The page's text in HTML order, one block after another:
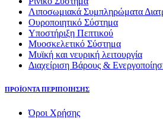
Λιποσωμιακά Συμπληρώματα
Ουροποιητικό Σύστημα
Υποστήριξη Πεπτικού
Μυοσκελετικό Σύστημα
Μυϊκή και νευρική λειτουργία
Διαχείριση Βάρους &
ΠΡΟΪΟΝΤΑ ΠΕΡΙΠΟΙΗΣΗΣ
Όροι Χρήσης